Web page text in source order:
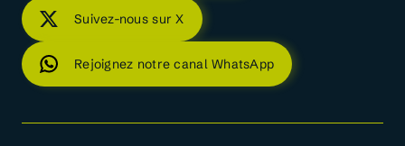
Suivez-nous sur X
Rejoignez notre canal WhatsApp